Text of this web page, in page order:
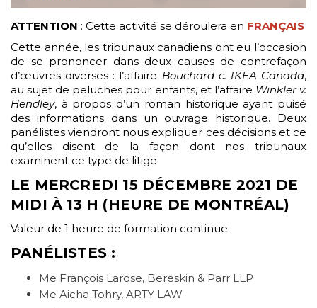
ATTENTION : Cette activité se déroulera en FRANÇAIS
Cette année, les tribunaux canadiens ont eu l’occasion
de se prononcer dans deux causes de contrefaçon
d’œuvres diverses : l’affaire Bouchard c. IKEA Canada,
au sujet de peluches pour enfants, et l’affaire Winkler v.
Hendley, à propos d’un roman historique ayant puisé
des informations dans un ouvrage historique. Deux
panélistes viendront nous expliquer ces décisions et ce
qu’elles disent de la façon dont nos tribunaux
examinent ce type de litige.
LE MERCREDI 15 DÉCEMBRE 2021 DE
MIDI À 13 H (HEURE DE MONTRÉAL)
Valeur de 1 heure de formation continue
PANÉLISTES :
Me François Larose, Bereskin & Parr LLP
Me Aicha Tohry, ARTY LAW